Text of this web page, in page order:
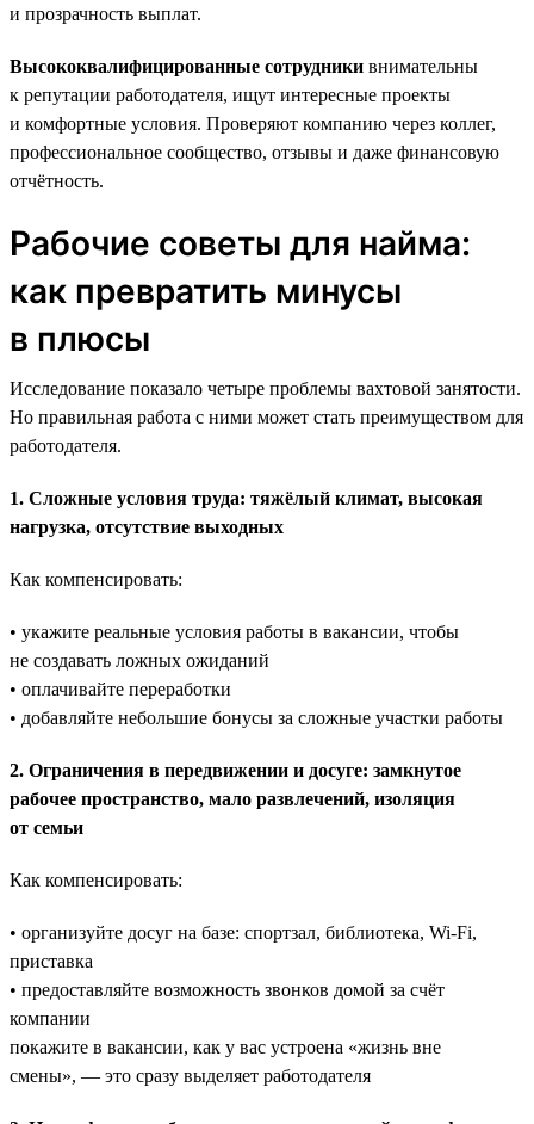
и прозрачность выплат.
Высококвалифицированные сотрудники внимательны
к репутации работодателя, ищут интересные проекты
и комфортные условия. Проверяют компанию через коллег,
профессиональное сообщество, отзывы и даже финансовую
отчётность.
Рабочие советы для найма:
как превратить минусы
в плюсы
Исследование показало четыре проблемы вахтовой занятости.
Но правильная работа с ними может стать преимуществом для
работодателя.
1. Сложные условия труда: тяжёлый климат, высокая
нагрузка, отсутствие выходных
Как компенсировать:
• укажите реальные условия работы в вакансии, чтобы
не создавать ложных ожиданий
• оплачивайте переработки
• добавляйте небольшие бонусы за сложные участки работы
2. Ограничения в передвижении и досуге: замкнутое
рабочее пространство, мало развлечений, изоляция
от семьи
Как компенсировать:
• организуйте досуг на базе: спортзал, библиотека, Wi-Fi,
приставка
• предоставляйте возможность звонков домой за счёт
компании
покажите в вакансии, как у вас устроена «жизнь вне
смены», — это сразу выделяет работодателя